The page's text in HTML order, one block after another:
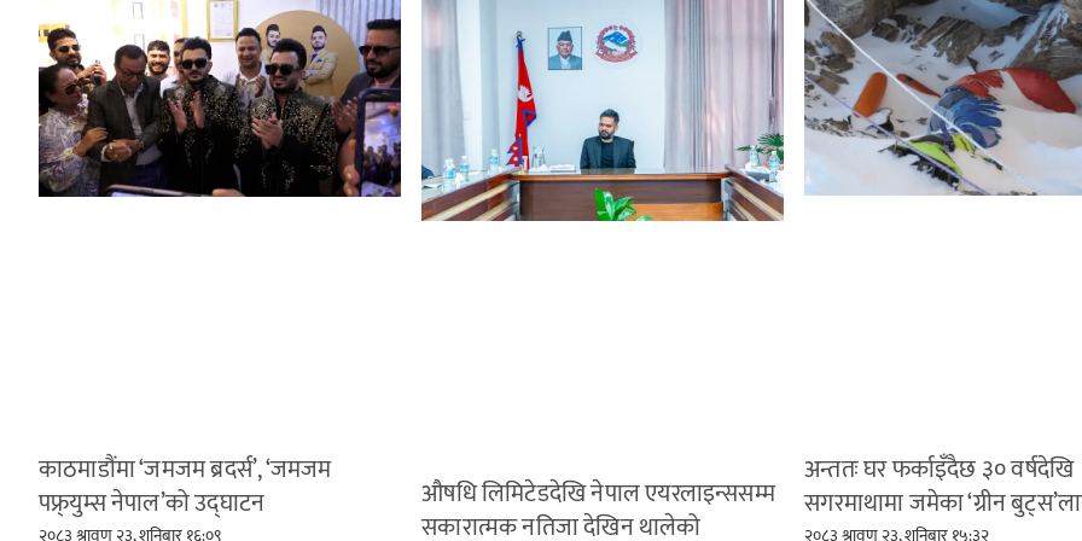
काठमाडौंमा ‘जमजम ब्रदर्स’, ‘जमजम
पफ्र्युम्स नेपाल’को उद्घाटन
२०८३ श्रावण २३, शनिबार १६:०९
औषधि लिमिटेडदेखि नेपाल एयरलाइन्ससम्म
सकारात्मक नतिजा देखिन थालेको
अन्ततः घर फर्काइँदैछ ३० वर्षदेखि
सगरमाथामा जमेका ‘ग्रीन
२०८३ श्रावण २३, शनिबार १५:३२